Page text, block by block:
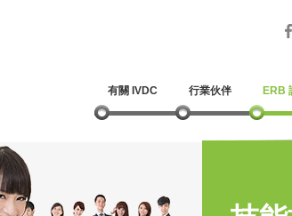
有關 IVDC 行業伙伴 ERB